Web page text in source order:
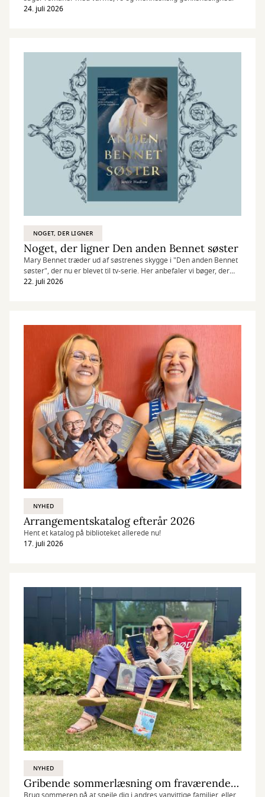
24. juli 2026
NOGET, DER LIGNER
Noget, der ligner Den anden Bennet søster
Mary Bennet træder ud af søstrenes skygge i "Den anden Bennet
søster", der nu er blevet til tv-serie. Her anbefaler vi bøger, der
digter videre på Jane Austens klassikere.
22. juli 2026
NYHED
Arrangementskatalog efterår 2026
Hent et katalog på biblioteket allerede nu!
17. juli 2026
NYHED
Gribende sommerlæsning om fraværende mødre, forsvundne fædre og en stor hemmelighed.